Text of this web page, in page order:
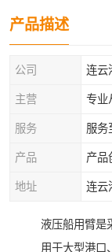
产品描述
公司 连云
主营 专业
服务 服务
产品 产品
地址 连云
液压船用臂是
用于大型港口